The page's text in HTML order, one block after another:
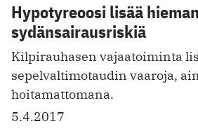
Hypotyreoosi lisää hieman
sydänsairausriskiä
Kilpirauhasen vajaatoiminta
sepelvaltimotaudin vaaroja,
hoitamattomana.
5.4.2017